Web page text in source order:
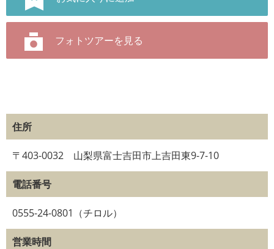
住所
〒403-0032 山梨県富士吉田市上吉田東9-7-10
電話番号
0555-24-0801（チロル）
営業時間